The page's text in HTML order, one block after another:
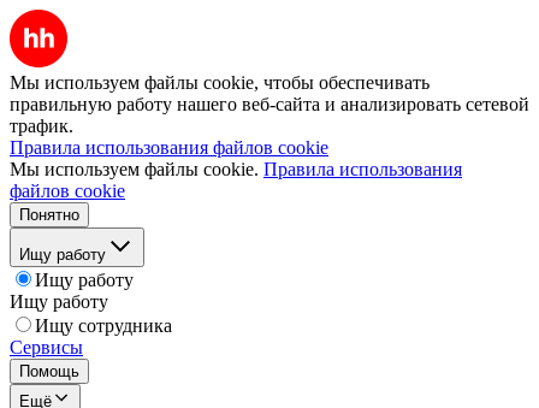
Мы используем файлы cookie, чтобы обеспечивать
правильную работу нашего веб-сайта и анализировать сетевой
трафик.
Правила использования файлов cookie
Мы используем файлы cookie. Правила использования
файлов cookie
Понятно
Ищу работу
Ищу работу
Ищу работу
Ищу сотрудника
Сервисы
Помощь
Ещё